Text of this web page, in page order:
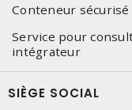
Conteneur sécurisé
Service pour
intégrateur
SIÈGE SOCIAL